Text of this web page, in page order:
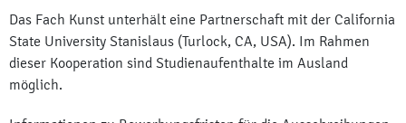
Das Fach Kunst unterhält eine Partnerschaft mit der California
State University Stanislaus (Turlock, CA, USA). Im Rahmen
dieser Kooperation sind Studienaufenthalte im Ausland
möglich.